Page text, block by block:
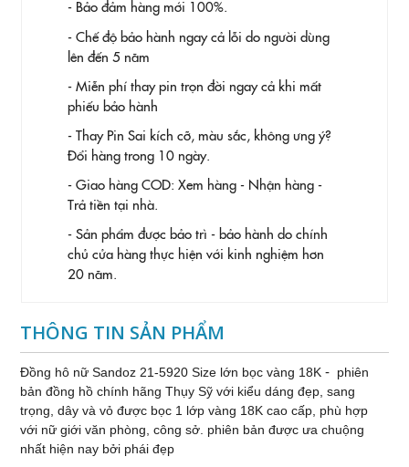
- Bảo đảm hàng mới 100%.
- Chế độ bảo hành ngay cả lỗi do người dùng
lên đến 5 năm
- Miễn phí thay pin trọn đời ngay cả khi mất
phiếu bảo hành
- Thay Pin Sai kích cỡ, màu sắc, không ưng ý?
Đổi hàng trong 10 ngày.
- Giao hàng COD: Xem hàng - Nhận hàng -
Trả tiền tại nhà.
- Sản phẩm được bảo trì - bảo hành do chính
chủ cửa hàng thực hiện với kinh nghiệm hơn
20 năm.
THÔNG TIN SẢN PHẨM
Đồng hô nữ Sandoz 21-5920 Size lớn bọc vàng 18K- phiên
bản đồng hồ chính hãng Thụy Sỹ với kiểu dáng đẹp, sang
trọng, dây và vỏ được bọc 1 lớp vàng 18K cao cấp, phù hợp
với nữ giới văn phòng, công sở. phiên bản được ưa chuộng
nhất hiện nay bởi phái đẹp